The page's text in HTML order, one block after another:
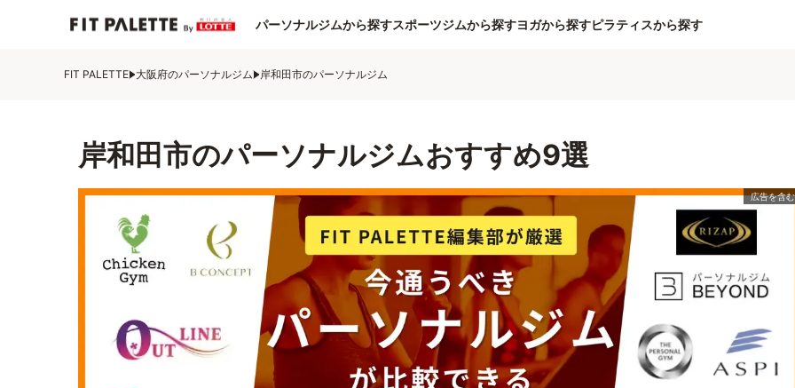
パーソナルジムから探すスポーツジムから探すヨガから探すピラティスから探す
FIT PALETTE 大阪府のパーソナルジム 岸和田市のパーソナルジム
岸和田市のパーソナルジムおすすめ9選